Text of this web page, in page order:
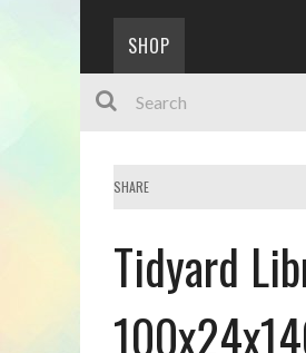
SHOP
SHARE
Tidyard